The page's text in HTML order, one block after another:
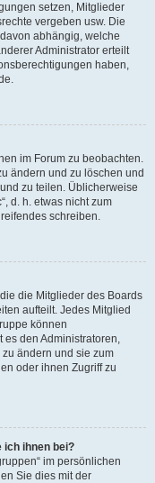
setzen, Mitglieder
vergeben usw. Die
abhängig, welche
Administrator erteilt
haben,
im Forum zu beobachten.
ändern und zu löschen und
zu teilen. Üblicherweise
d. h. etwas nicht zum
schreiben.
die Mitglieder des Boards
aufteilt. Jedes Mitglied
können
es den Administratoren,
ändern und sie zum
oder ihnen Zugriff zu
ich ihnen bei?
im persönlichen
Sie dies mit der